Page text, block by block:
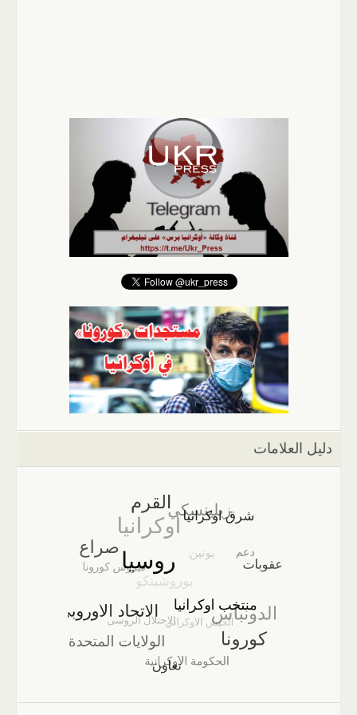
دليل العلامات